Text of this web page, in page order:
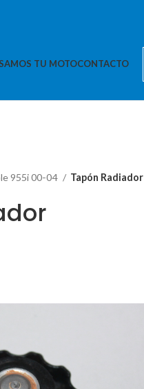
TU MOTOCONTACTO
955i 00-04 Tapón Radiador